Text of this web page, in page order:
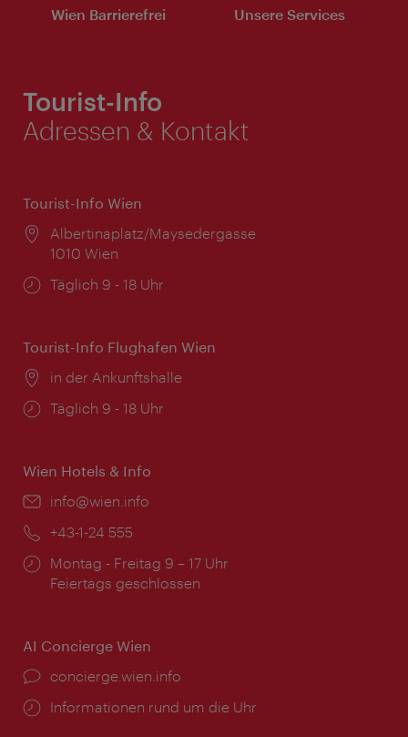
Wien Barrierefrei Unsere Services
Tourist-Info
Adressen & Kontakt
Tourist-Info Wien
Ort:
Albertinaplatz/Maysedergasse
1010 Wien
Öffnungszeiten:
Täglich 9 - 18 Uhr
Tourist-Info Flughafen Wien
Ort:
in der Ankunftshalle
Öffnungszeiten:
Täglich 9 - 18 Uhr
Wien Hotels & Info
Email:
info@wien.info
Telefon:
+43-1-24 555
Öffnungszeiten:
Montag - Freitag 9 – 17 Uhr
Feiertags geschlossen
AI Concierge Wien
Ort:
concierge.wien.info
Öffnungszeiten:
Informationen rund um die Uhr